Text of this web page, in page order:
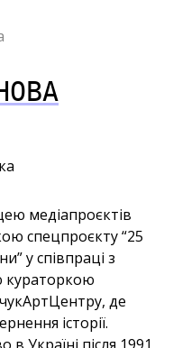
медіапроєктів
спецпроєкту “25
у співпраці з
кураторкою
де
історії.